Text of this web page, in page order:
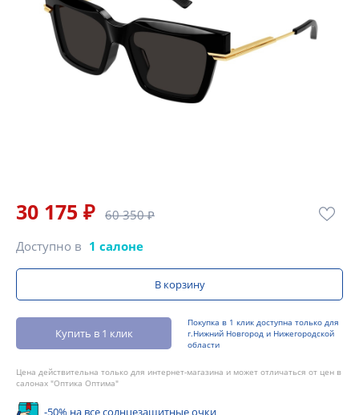
30 175 ₽ 60 350 ₽
Доступно в 1 салоне
В корзину
Купить в 1 клик
Покупка в 1 клик доступна только для
г.Нижний Новгород и Нижегородской
области
Цена действительна только для интернет-магазина и может отличаться от цен в
салонах "Оптика Оптима"
-50% на все солнцезащитные очки